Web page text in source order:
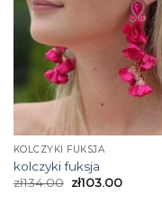
KOLCZYKI FUKSJA
kolczyki fuksja
zł134.00 zł103.00